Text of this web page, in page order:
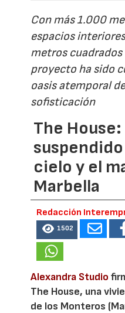
Con más 1.000
espacios
metros
proyecto ha sido
oasis atemporal
sofisticación
The
cielo y el
Marbella
Redacción
1502
Alexandra Studio
The House, una
de los Monteros